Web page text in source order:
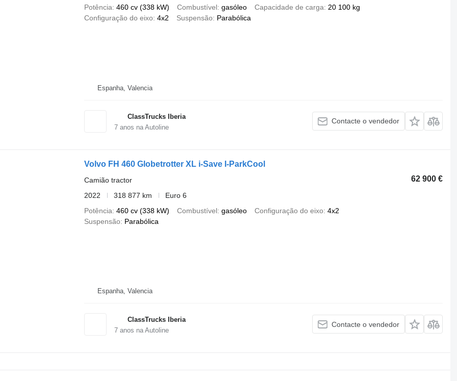
Potência 460 cv (338 kW) Combustível gasóleo Capacidade de carga 20 100 kg
Configuração do eixo 4x2 Suspensão Parabólica
Espanha, Valencia
ClassTrucks Iberia
7anos na Autoline
Contacte o vendedor
Volvo FH 460 Globetrotter XL i-Save I-ParkCool
62 900 €
Camião tractor
2022
318 877 km
Euro 6
Potência 460 cv (338 kW) Combustível gasóleo Configuração do eixo 4x2
Suspensão
Parabólica
Espanha, Valencia
ClassTrucks Iberia
7anos na Autoline
Contacte o vendedor